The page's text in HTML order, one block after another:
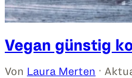
Vegan günstig
Von Laura Merten ·